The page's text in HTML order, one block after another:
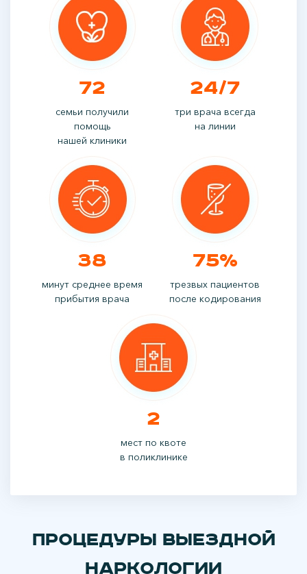
72
семьи получили
помощь
нашей клиники
24/7
три врача всегда
на линии
38
минут среднее время
прибытия врача
75%
трезвых пациентов
после кодирования
2
мест по квоте
в поликлинике
Процедуры выездной
наркологии